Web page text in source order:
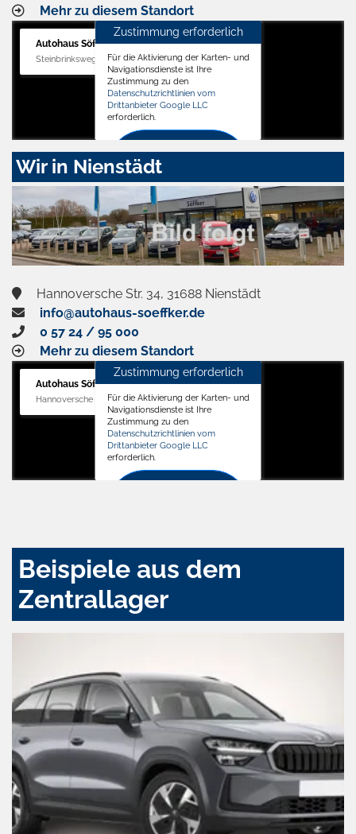
Mehr zu diesem Standort
Autohaus Söffker GmbH
Steinbrinksweg 12, 31840 Hessisch Oldendorf
Zustimmung erforderlich
Für die Aktivierung der Karten- und
Navigationsdienste ist Ihre
Zustimmung zu den
Datenschutzrichtlinien vom
Drittanbieter Google LLC
erforderlich.
Zustimmen
aktivieren
Wir in Nienstädt
Hannoversche Str. 34, 31688 Nienstädt
info@autohaus-soeffker.de
0 57 24 / 95 000
Mehr zu diesem Standort
Autohaus Söffker GmbH
Hannoversche Str. 34, 31688 Nienstädt
Zustimmung erforderlich
Für die Aktivierung der Karten- und
Navigationsdienste ist Ihre
Zustimmung zu den
Datenschutzrichtlinien vom
Drittanbieter Google LLC
erforderlich.
Beispiele aus dem
Zentrallager